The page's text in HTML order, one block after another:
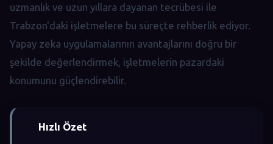
uzmanlık ve uzun yıllara dayanan tecrübesi ile
Trabzon'daki işletmelere bu süreçte rehberlik ediyor.
Yapay zeka uygulamalarının avantajlarını doğru bir
şekilde değerlendirmek, işletmelerin pazardaki
konumunu güçlendirebilir.
Hızlı Özet